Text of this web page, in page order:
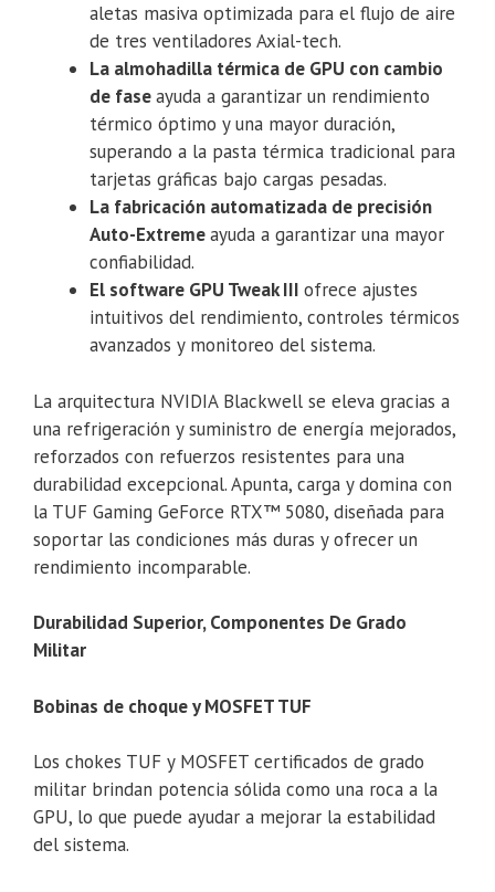
aletas masiva optimizada para el flujo de aire
de tres ventiladores Axial-tech.
La almohadilla térmica de GPU con cambio
de faseayuda a garantizar un rendimiento
térmico óptimo y una mayor duración,
superando a la pasta térmica tradicional para
tarjetas gráficas bajo cargas pesadas.
La fabricación automatizada de precisión
Auto-Extremeayuda a garantizar una mayor
confiabilidad.
El software GPU Tweak III ofrece ajustes
intuitivos del rendimiento, controles térmicos
avanzados y monitoreo del sistema.
La arquitectura NVIDIA Blackwell se eleva gracias a
una refrigeración y suministro de energía mejorados,
reforzados con refuerzos resistentes para una
durabilidad excepcional. Apunta, carga y domina con
la TUF Gaming GeForce RTX™ 5080, diseñada para
soportar las condiciones más duras y ofrecer un
rendimiento incomparable.
Durabilidad Superior, Componentes De Grado
Militar
Bobinas de choque y MOSFET TUF
Los chokes TUF y MOSFET certificados de grado
militar brindan potencia sólida como una roca a la
GPU, lo que puede ayudar a mejorar la estabilidad
del sistema.